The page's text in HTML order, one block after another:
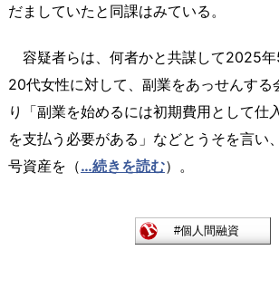
だましていたと同課はみている。
容疑者らは、何者かと共謀して2025
20代女性に対して、副業をあっせんする
り「副業を始めるには初期費用として仕
を支払う必要がある」などとうそを言い
号資産を（…続きを読む）。